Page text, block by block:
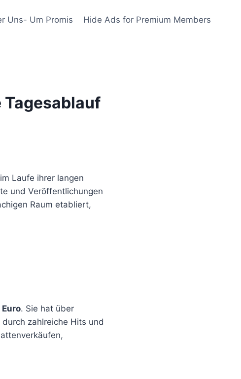
Uns- Um Promis Hide Ads for Premium Members
Tagesablauf
Laufe ihrer langen
und Veröffentlichungen
Raum etabliert,
. Sie hat über
zahlreiche Hits und